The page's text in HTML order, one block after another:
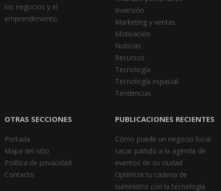
los negocios y el
emprendimiento.
Inversión
Marketing y ventas
Motivación
Noticias
Recursos
Tecnología
Tecnología espacial
Tendencias
OTRAS SECCIONES
Portada
Mapa del sitio
Política de privacidad
Contacto
PUBLICACIONES RECIENTES
Cómo puede un negocio local
sacar partido a la agenda de
eventos de su ciudad
Optimiza tu cadena de
suministro con la tecnología